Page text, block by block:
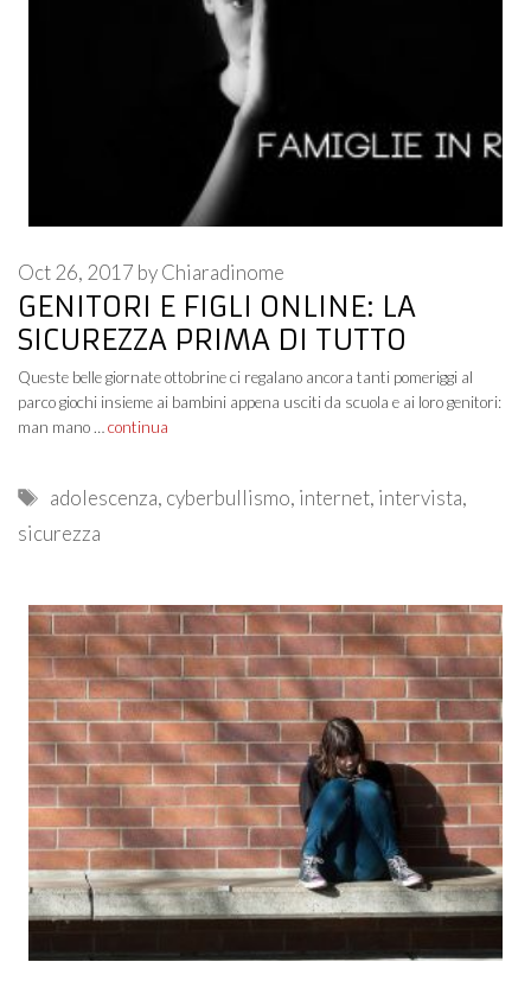
GENITORI E FIGLI ONLINE: LA
SICUREZZA PRIMA DI TUTTO
Oct 26, 2017 byChiaradinome
Queste belle giornate ottobrine ci regalano ancora tanti pomeriggi al
parco giochi insieme ai bambini appena usciti da scuola e ai loro genitori:
man mano … continua
Tags
adolescenza, cyberbullismo, internet, intervista,
sicurezza